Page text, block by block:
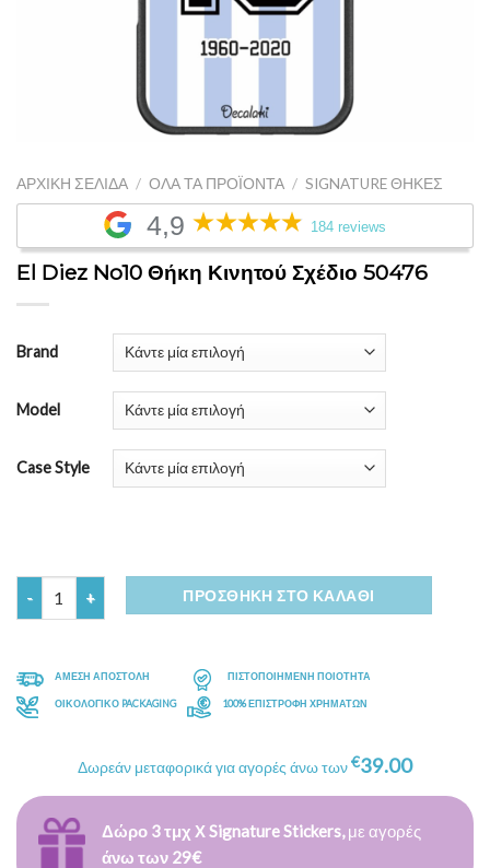
ΑΡΧΙΚΉ ΣΕΛΊΔΑ / ΌΛΑ ΤΑ ΠΡΟΪΌΝΤΑ / SIGNATURE ΘΉΚΕΣ
4,9 184 reviews
El Diez No10 Θήκη Κινητού Σχέδιο 50476
Brand
Model
Case Style
Ποσότητα ΠΡΟΣΘΉΚΗ ΣΤΟ ΚΑΛΆΘΙ
ΑΜΕΣΗ ΑΠΟΣΤΟΛΗ ΠΙΣΤΟΠΟΙΗΜΕΝΗ ΠΟΙΟΤΗΤΑ
ΟΙΚΟΛΟΓΙΚΟ PACKAGING 100% ΕΠΙΣΤΡΟΦΗ ΧΡΗΜΑΤΩΝ
Δωρεάν μεταφορικά για αγορές άνω των€39.00
Δώρο 3 τμχ Χ Signature Stickers,με αγορές
άνω των 29€